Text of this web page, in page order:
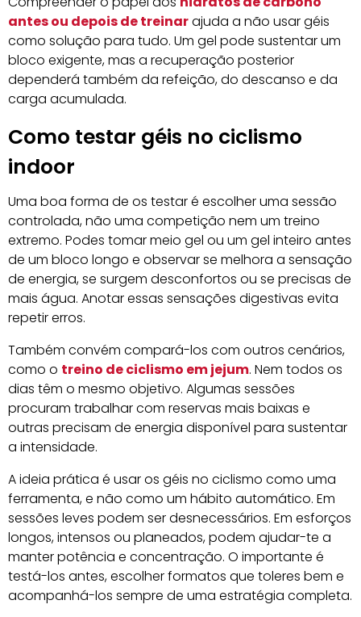
antes ou depois de treinarajuda a não usar géis
como solução para tudo. Um gel pode sustentar um
bloco exigente, mas a recuperação posterior
dependerá também da refeição, do descanso e da
carga acumulada.
Como testar géis no ciclismo
indoor
Uma boa forma de os testar é escolher uma sessão
controlada, não uma competição nem um treino
extremo. Podes tomar meio gel ou um gel inteiro antes
de um bloco longo e observar se melhora a sensação
de energia, se surgem desconfortos ou se precisas de
mais água. Anotar essas sensações digestivas evita
repetir erros.
Também convém compará-los com outros cenários,
como o treino de ciclismo em jejum. Nem todos os
dias têm o mesmo objetivo. Algumas sessões
procuram trabalhar com reservas mais baixas e
outras precisam de energia disponível para sustentar
a intensidade.
A ideia prática é usar os géis no ciclismo como uma
ferramenta, e não como um hábito automático. Em
sessões leves podem ser desnecessários. Em esforços
longos, intensos ou planeados, podem ajudar-te a
manter potência e concentração. O importante é
testá-los antes, escolher formatos que toleres bem e
acompanhá-los sempre de uma estratégia completa.